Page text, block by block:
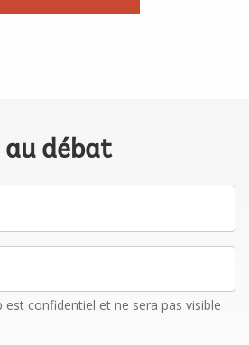
débat
est confidentiel et ne sera pas visible